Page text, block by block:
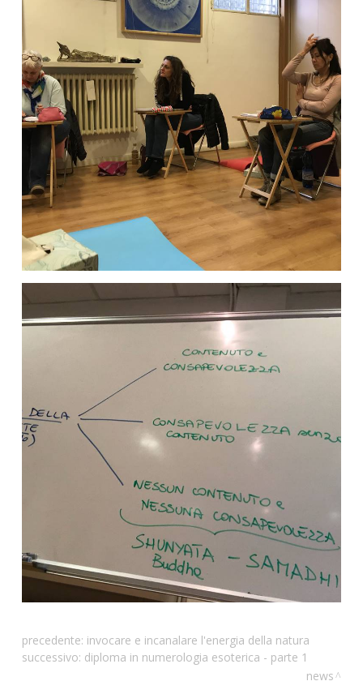
precedente: invocare e incanalare l'energia della natura
successivo: diploma in numerologia esoterica - parte 1
news